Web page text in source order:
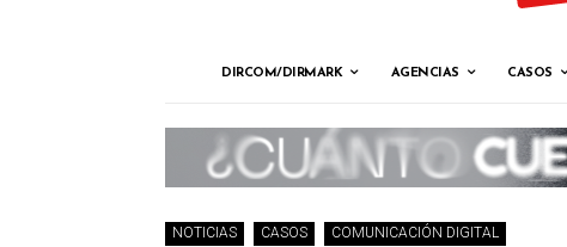
DIRCOM/DIRMARK AGENCIAS CASOS
NOTICIAS CASOS COMUNICACIÓN DIGITAL